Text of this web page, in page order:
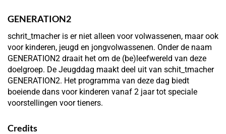
GENERATION2
schrit_tmacher is er niet alleen voor volwassenen, maar ook
voor kinderen, jeugd en jongvolwassenen. Onder de naam
GENERATION2 draait het om de (be)leefwereld van deze
doelgroep. De Jeugddag maakt deel uit van schit_tmacher
GENERATION2. Het programma van deze dag biedt
boeiende dans voor kinderen vanaf 2 jaar tot speciale
voorstellingen voor tieners.
Credits